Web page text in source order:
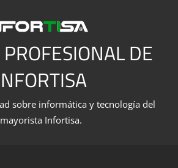
DE
sobre informática y tecnología del
mayorista Infortisa.